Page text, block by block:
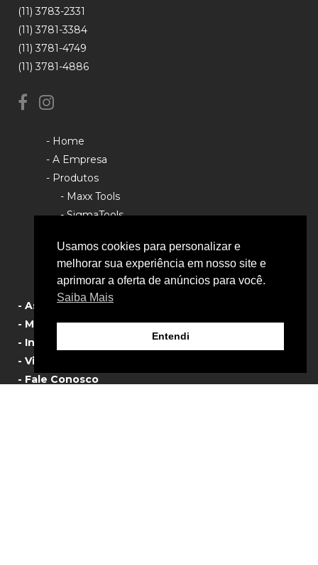
(11) 3783-2331
(11) 3781-3384
(11) 3781-4749
(11) 3781-4886
- Home
- A Empresa
- Produtos
- Maxx Tools
- SigmaTools
- Política de Privacidade
- Assistência Técnica
- Manual de Produtos
- Informativos
- Vista Explodida
- Fale Conosco
Usamos cookies para personalizar e
melhorar sua experiência em nosso site e
aprimorar a oferta de anúncios para você.
Saiba Mais
Entendi